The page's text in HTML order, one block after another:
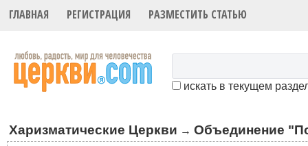
ГЛАВНАЯ РЕГИСТРАЦИЯ РАЗМЕСТИТЬ СТАТЬЮ
искать в текущем
Харизматические Церкви →Объединение